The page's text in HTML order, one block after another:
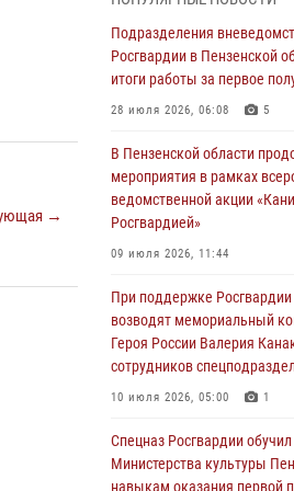
→
В Управлении Росгвардии
области подвели итоги
полугодие 2026 года
04 августа 2026, 06:08
праздничных мероприятий
Пензе
03 августа 2026, 07:14 1
В Пензе сотрудники
бранью напугал жильцов
дома
03 августа 2026, 05:59
Росгвардейцы Пензенской
03 августа 2026, 05:15
Подразделения
Росгвардии в Пензенской
итоги работы за первое
28 июля 2026, 06:08 5
В Пензенской области
мероприятия в рамках
ведомственной акции
Росгвардией»
09 июля 2026, 11:44
При поддержке Росгвардии
возводят мемориальный
Героя России Валерия
сотрудников
10 июля 2026, 05:00 1
Спецназ Росгвардии
Министерства культуры
навыкам оказания первой